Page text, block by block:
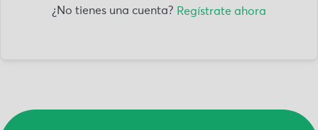
¿No tienes una cuenta? Regístrate ahora